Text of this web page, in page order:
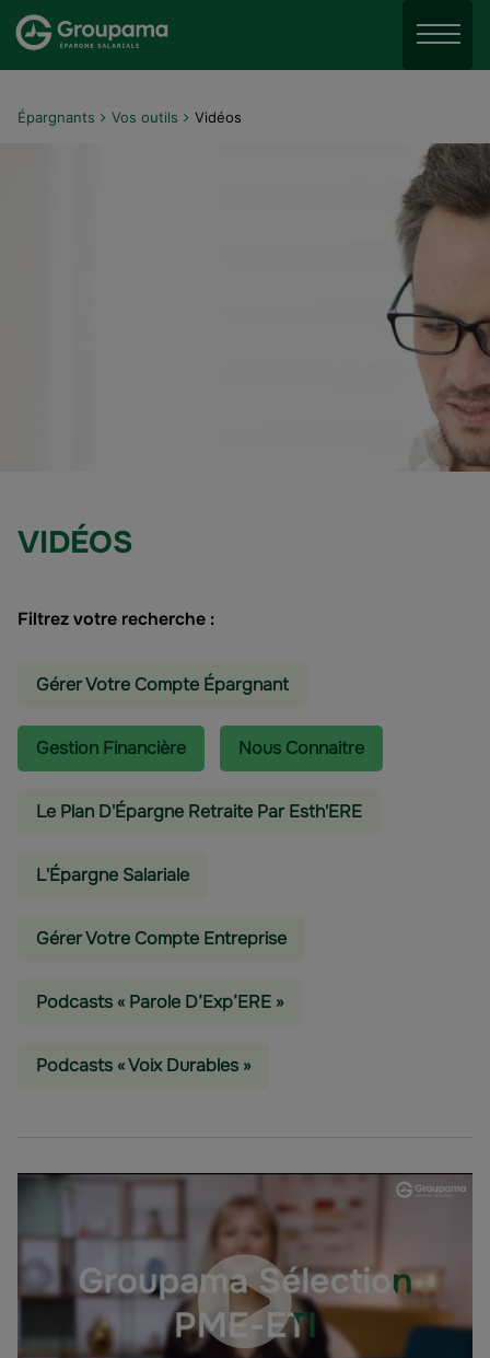
Aller au menu
Aller au contenu
Menu
Épargnants Vos outils Vidéos
VIDÉOS
Filtrez votre recherche :
Gérer Votre Compte Épargnant
Gestion Financière Nous Connaitre
Le Plan D'Épargne Retraite Par Esth'ERE
L'épargne Salariale
Gérer Votre Compte Entreprise
Podcasts « Parole D’Exp’ERE »
Podcasts « Voix Durables »